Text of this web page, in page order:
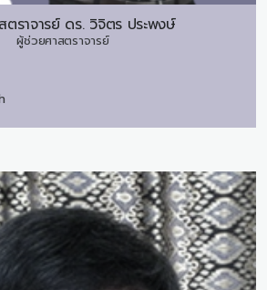
ตราจารย์ ดร. วิจิตร ประพงษ์
ผู้ช่วยศาสตราจารย์